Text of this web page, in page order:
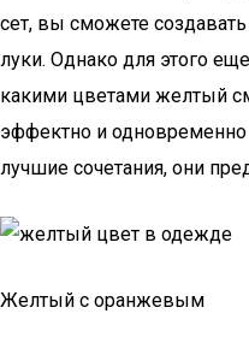
сет, вы сможете
луки. Однако для этого
какими цветами желтый
эффектно и одновременно
лучшие сочетания, они
Желтый с оранжевым